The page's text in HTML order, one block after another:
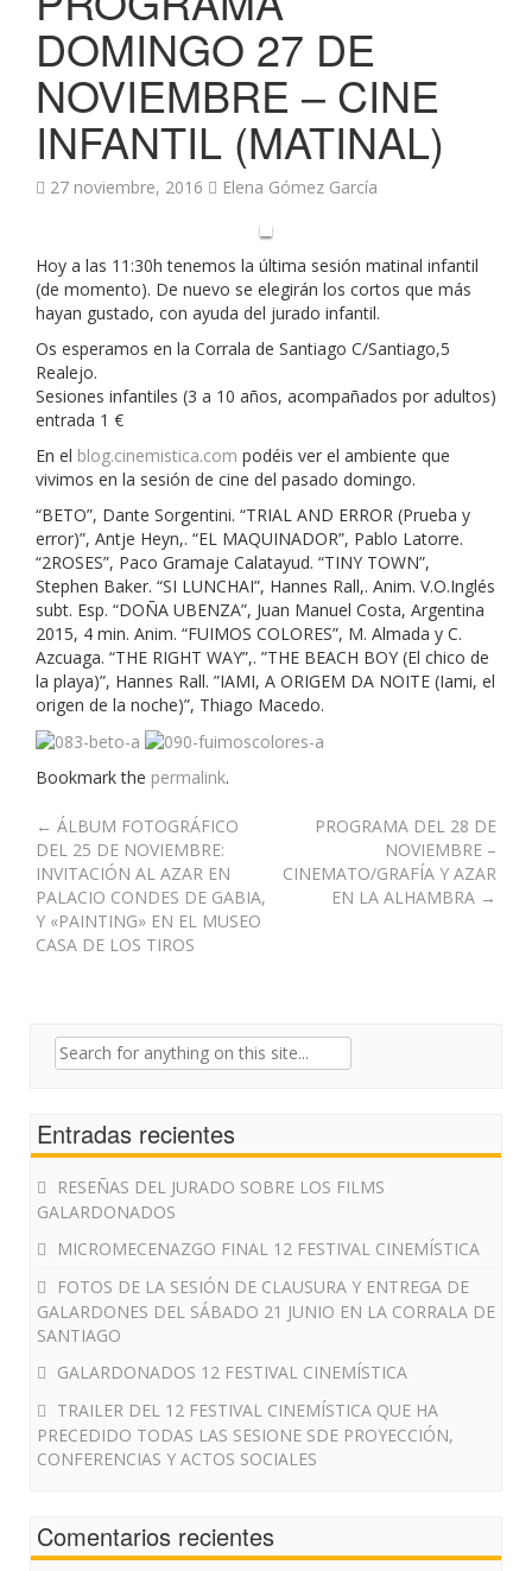
DOMINGO 27 DE
NOVIEMBRE – CINE
INFANTIL (MATINAL)
27 noviembre, 2016 Elena Gómez García
Hoy a las 11:30h tenemos la última sesión matinal infantil
(de momento). De nuevo se elegirán los cortos que más
hayan gustado, con ayuda del jurado infantil.
Os esperamos en la Corrala de Santiago C/Santiago,5
Realejo.
Sesiones infantiles (3 a 10 años, acompañados por adultos)
entrada 1 €
En el blog.cinemistica.com podéis ver el ambiente que
vivimos en la sesión de cine del pasado domingo.
“BETO”, Dante Sorgentini. “TRIAL AND ERROR (Prueba y
error)”, Antje Heyn,. “EL MAQUINADOR”, Pablo Latorre.
“2ROSES”, Paco Gramaje Calatayud. “TINY TOWN”,
Stephen Baker. “SI LUNCHAI”, Hannes Rall,. Anim. V.O.Inglés
subt. Esp. “DOÑA UBENZA”, Juan Manuel Costa, Argentina
2015, 4 min. Anim. “FUIMOS COLORES”, M. Almada y C.
Azcuaga. “THE RIGHT WAY”,. ”THE BEACH BOY (El chico de
la playa)”, Hannes Rall. ”IAMI, A ORIGEM DA NOITE (Iami, el
origen de la noche)”, Thiago Macedo.
Bookmark the permalink.
Post
navigation
← ÁLBUM FOTOGRÁFICO
DEL 25 DE NOVIEMBRE:
INVITACIÓN AL AZAR EN
PALACIO CONDES DE GABIA,
Y «PAINTING» EN EL MUSEO
CASA DE LOS TIROS
PROGRAMA DEL 28 DE
NOVIEMBRE –
CINEMATO/GRAFÍA Y AZAR
EN LA ALHAMBRA →
Search
Entradas recientes
RESEÑAS DEL JURADO SOBRE LOS FILMS
GALARDONADOS
MICROMECENAZGO FINAL 12 FESTIVAL CINEMÍSTICA
FOTOS DE LA SESIÓN DE CLAUSURA Y ENTREGA DE
GALARDONES DEL SÁBADO 21 JUNIO EN LA CORRALA DE
SANTIAGO
GALARDONADOS 12 FESTIVAL CINEMÍSTICA
TRAILER DEL 12 FESTIVAL CINEMÍSTICA QUE HA
PRECEDIDO TODAS LAS SESIONE SDE PROYECCIÓN,
CONFERENCIAS Y ACTOS SOCIALES
Comentarios recientes